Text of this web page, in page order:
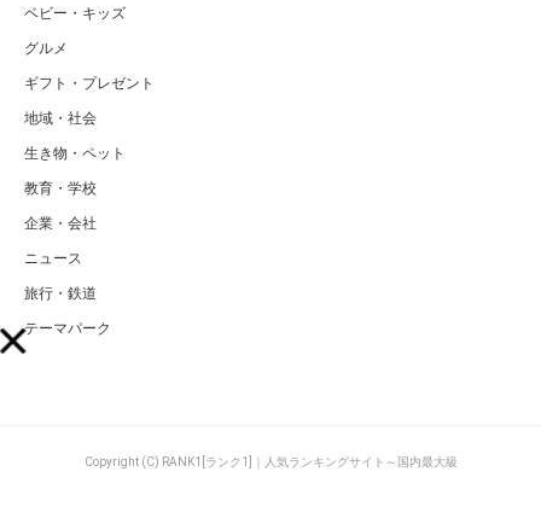
ベビー・キッズ
グルメ
ギフト・プレゼント
地域・社会
生き物・ペット
教育・学校
企業・会社
ニュース
旅行・鉄道
テーマパーク
Copyright (C) RANK1[ランク1]｜人気ランキングサイト～国内最大級